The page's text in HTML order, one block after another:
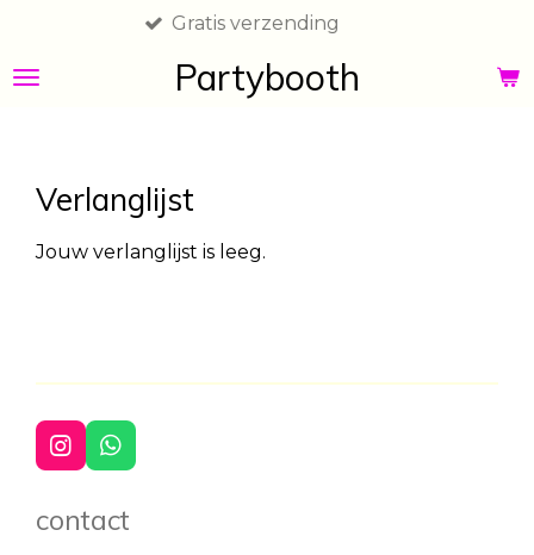
naar
Partybooth
Gratis verzending
Verlanglijst
Jouw verlanglijst is leeg.
I
n
t
W
h
t
contact